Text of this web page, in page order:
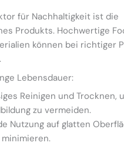
für Nachhaltigkeit ist die
Produkts. Hochwertige
können bei richtiger
Lebensdauer:
Reinigen und Trocknen,
zu vermeiden.
Nutzung auf glatten